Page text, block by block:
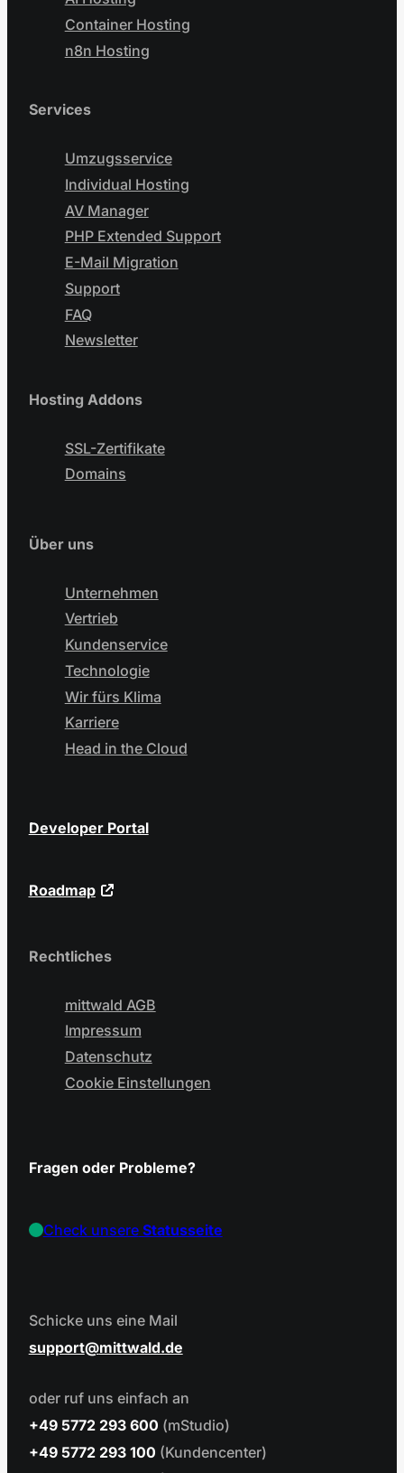
Container Hosting
n8n Hosting
Services
Umzugsservice
Individual Hosting
AV Manager
PHP Extended Support
E-Mail Migration
Support
FAQ
Newsletter
Hosting Addons
SSL-Zertifikate
Domains
Über uns
Unternehmen
Vertrieb
Kundenservice
Technologie
Wir fürs Klima
Karriere
Head in the Cloud
Developer Portal
Roadmap
Rechtliches
mittwald AGB
Impressum
Datenschutz
Cookie Einstellungen
Fragen oder Probleme?
Check unsereStatusseite
Schicke uns eine Mail
support
mittwald.de
oder ruf uns einfach an
+49 5772 293 600 (mStudio)
+49 5772 293 100 (Kundencenter)